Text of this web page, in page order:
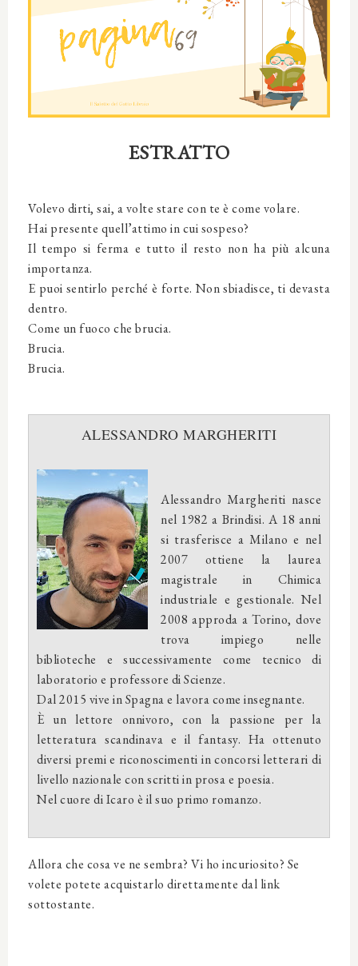
ESTRATTO
Volevo dirti, sai, a volte stare con te è come volare.
Hai presente quell’attimo in cui sospeso?
Il tempo si ferma e tutto il resto non ha più alcuna
importanza.
E puoi sentirlo perché è forte. Non sbiadisce, ti devasta
dentro.
Come un fuoco che brucia.
Brucia.
Brucia.
ALESSANDRO MARGHERITI
Alessandro Margheriti nasce
nel 1982 a Brindisi. A 18 anni
si trasferisce a Milano e nel
2007 ottiene la laurea
magistrale in Chimica
industriale e gestionale. Nel
2008 approda a Torino, dove
trova impiego nelle
biblioteche e successivamente come tecnico di
laboratorio e professore di Scienze.
Dal 2015 vive in Spagna e lavora come insegnante.
È un lettore onnivoro, con la passione per la
letteratura scandinava e il fantasy. Ha ottenuto
diversi premi e riconoscimenti in concorsi letterari di
livello nazionale con scritti in prosa e poesia.
Nel cuore di Icaro è il suo primo romanzo.
Allora che cosa ve ne sembra? Vi ho incuriosito? Se
volete potete acquistarlo direttamente dal link
sottostante.